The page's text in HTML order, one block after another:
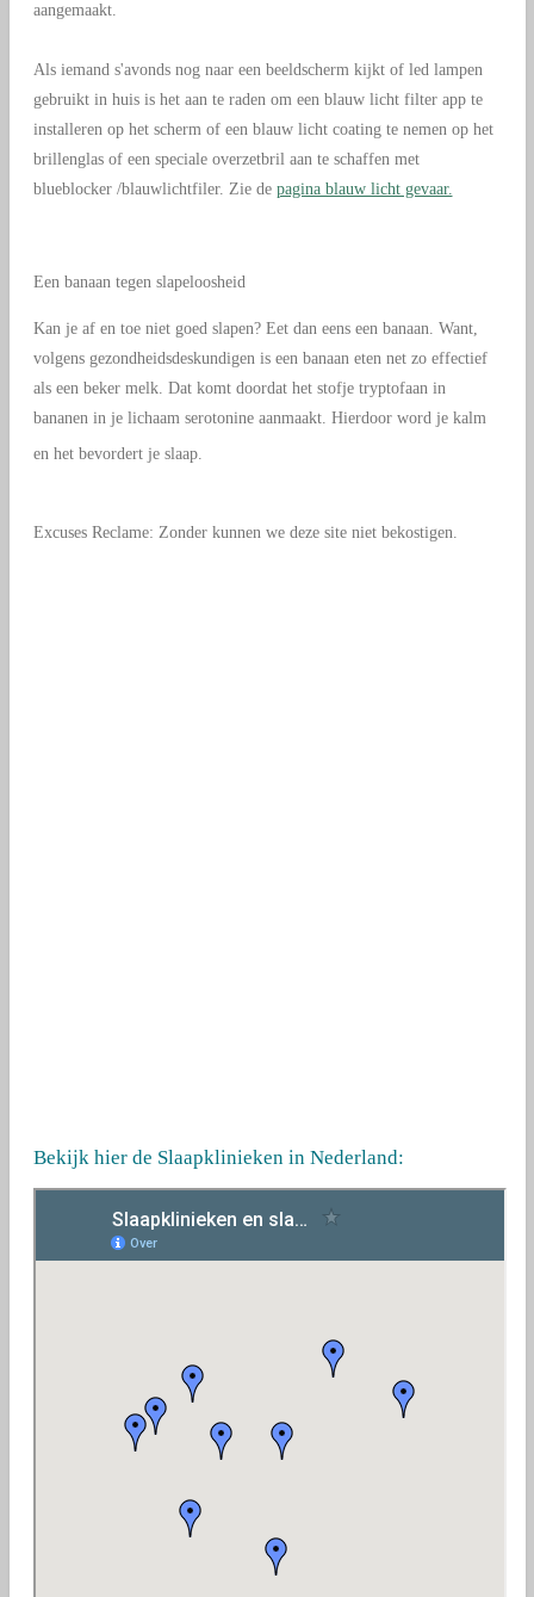
aangemaakt.
Als iemand s'avonds nog naar een beeldscherm kijkt of led lampen
gebruikt in huis is het aan te raden om een blauw licht filter app te
installeren op het scherm of een blauw licht coating te nemen op het
brillenglas of een speciale overzetbril aan te schaffen met
blueblocker /blauwlichtfiler. Zie de pagina blauw licht gevaar.
Een banaan tegen slapeloosheid
Kan je af en toe niet goed slapen? Eet dan eens een banaan. Want,
volgens gezondheidsdeskundigen is een banaan eten net zo effectief
als een beker melk. Dat komt doordat het stofje tryptofaan in
bananen in je lichaam serotonine aanmaakt. Hierdoor word je kalm
en het bevordert je slaap.
Excuses Reclame: Zonder kunnen we deze site niet bekostigen.
Bekijk hier de Slaapklinieken in Nederland: